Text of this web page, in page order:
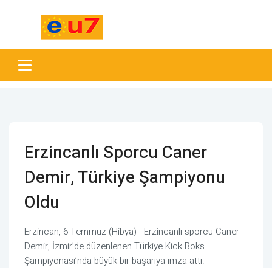
Erzincanlı Sporcu Caner
Demir, Türkiye Şampiyonu
Oldu
Erzincan, 6 Temmuz (Hibya) - Erzincanlı sporcu Caner
Demir, İzmir’de düzenlenen Türkiye Kick Boks
Şampiyonası’nda büyük bir başarıya imza attı.